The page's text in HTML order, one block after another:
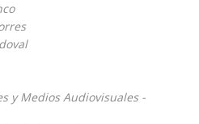
y Medios Audiovisuales -